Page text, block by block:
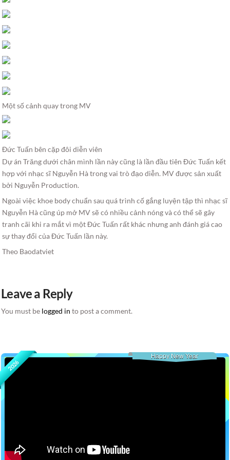
Một số cảnh quay trong MV
Đức Tuấn bên cặp đôi diễn viên
Dự án Trăng dưới chân mình lần này cũng là lần đầu tiên Đức Tuấn kết
hợp với nhạc sĩ Nguyễn Hà trong vai trò đạo diễn. MV được sản xuất
bởi Nguyễn Production.
Ngoài việc khoe body chuẩn sau quá trình cố gắng luyện tập thì nhạc sĩ
Nguyễn Hà cũng úp mở MV sẽ có nhiều cảnh nóng và có thể sẽ gây
tranh cãi khi ra mắt vì một Đức Tuấn rất khác nhưng anh đánh giá cao
sự thay đổi của Đức Tuấn lần này.
Theo Baodatviet
Leave a Reply
You must be logged in to post a comment.
2026
Happy New Year